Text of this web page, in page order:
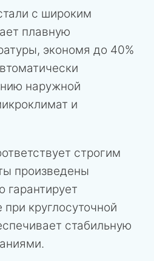
с широким
плавную
экономя до 40%
наружной
и
строгим
произведены
круглосуточной
стабильную